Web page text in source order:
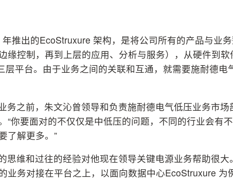
推出的EcoStruxure 架构，是将公司所有的产品与业
缘控制，再到上层的应用、分析与服务），从硬件到
层平台。由于业务之间的关联和互通，就需要施耐德电
务之前，朱文沁曾领导和负责施耐德电气低压业务市
“你要面对的不仅仅是中低压的问题，不同的行业会有
了解更多。”
思维和过往的经验对他现在领导关键电源业务帮助很
业务对接在平台之上，以面向数据中心EcoStruxure 为